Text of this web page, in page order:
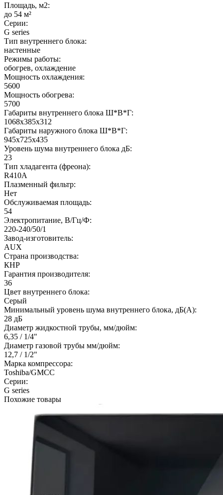
Площадь, м2:
до 54 м²
Серии:
G series
Тип внутреннего блока:
настенные
Режимы работы:
обогрев, охлаждение
Мощность охлаждения:
5600
Мощность обогрева:
5700
Габариты внутреннего блока Ш*В*Г:
1068x385x312
Габариты наружного блока Ш*В*Г:
945x725x435
Уровень шума внутреннего блока дБ:
23
Тип хладагента (фреона):
R410A
Плазменный фильтр:
Нет
Обслуживаемая площадь:
54
Электропитание, В/Гц/Ф:
220-240/50/1
Завод-изготовитель:
AUX
Страна производства:
КНР
Гарантия производителя:
36
Цвет внутреннего блока:
Серый
Минимальный уровень шума внутреннего блока, дБ(А):
28 дБ
Диаметр жидкостной трубы, мм/дюйм:
6,35 / 1/4"
Диаметр газовой трубы мм/дюйм:
12,7 / 1/2"
Марка компрессора:
Toshiba/GMCC
Серии:
G series
Похожие товары